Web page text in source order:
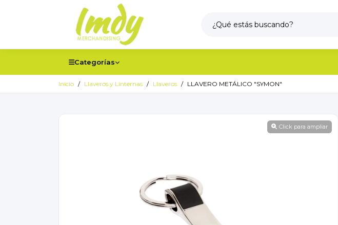
Categorías
Inicio Llaveros y Linternas Llaveros LLAVERO METÁLICO "SYMON"
Click para ampliar